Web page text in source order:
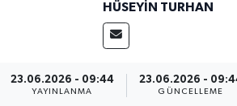
HÜSEYIN TURHAN
23.06.2026 - 09:44
YAYINLANMA
23.06.2026 -
GÜNCELLEME
Tüm Manşetler
Son Dakika Haberleri
Haber Arşivi